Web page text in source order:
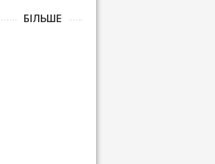
БІЛЬШЕ